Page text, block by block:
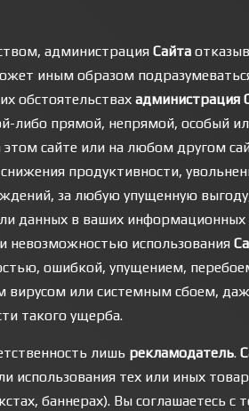
администрация Сайта
иным образом
обстоятельствах администрация
либо прямой, непрямой, особый
сайте или на любом другом
продуктивности,
за любую упущенную
данных в ваших
невозможностью использования
ошибкой, упущением,
или системным сбоем,
такого ущерба.
лишь рекламодатель.
использования тех или иных
баннерах). Вы соглашаетесь с